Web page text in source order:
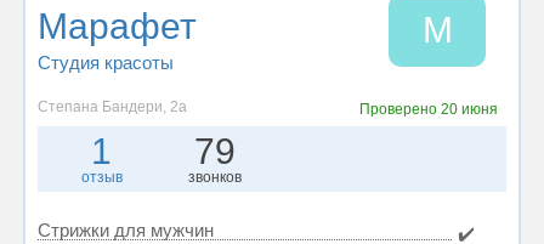
Марафет
Студия красоты
М
Степана Бандери, 2а Проверено 20 июня
1
отзыв
79
звонков
Стрижки для мужчин
✔️